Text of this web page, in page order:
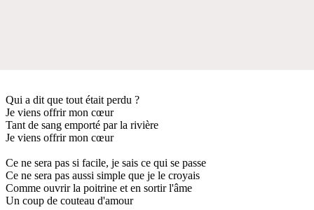
Qui a dit que tout était perdu ?
Je viens offrir mon cœur
Tant de sang emporté par la rivière
Je viens offrir mon cœur
Ce ne sera pas si facile, je sais ce qui se passe
Ce ne sera pas aussi simple que je le croyais
Comme ouvrir la poitrine et en sortir l'âme
Un coup de couteau d'amour